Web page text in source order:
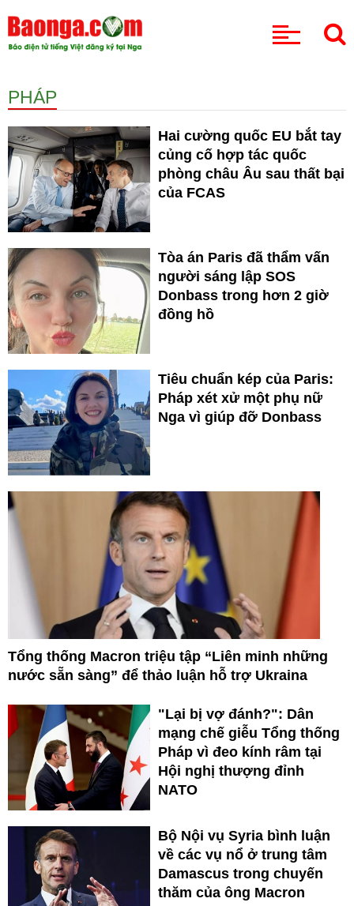
PHÁP
Hai cường quốc EU bắt tay
củng cố hợp tác quốc
phòng châu Âu sau thất bại
của FCAS
Tòa án Paris đã thẩm vấn
người sáng lập SOS
Donbass trong hơn 2 giờ
đồng hồ
Tiêu chuẩn kép của Paris:
Pháp xét xử một phụ nữ
Nga vì giúp đỡ Donbass
Tổng thống Macron triệu tập “Liên minh những
nước sẵn sàng” để thảo luận hỗ trợ Ukraina
"Lại bị vợ đánh?": Dân
mạng chế giễu Tổng thống
Pháp vì đeo kính râm tại
Hội nghị thượng đỉnh
NATO
Bộ Nội vụ Syria bình luận
về các vụ nổ ở trung tâm
Damascus trong chuyến
thăm của ông Macron